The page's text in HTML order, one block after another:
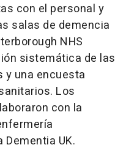
con el personal y
salas de demencia
NHS
sistemática de las
y una encuesta
Los
con la
UK.